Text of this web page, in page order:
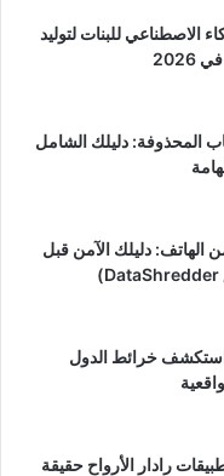
الاصطناعي للبنات لتوليد
المحذوفة: دليلك الشامل
الهاتف: دليلك الآمن قبل
خرائط الدول
رادار الأرواح حقيقة